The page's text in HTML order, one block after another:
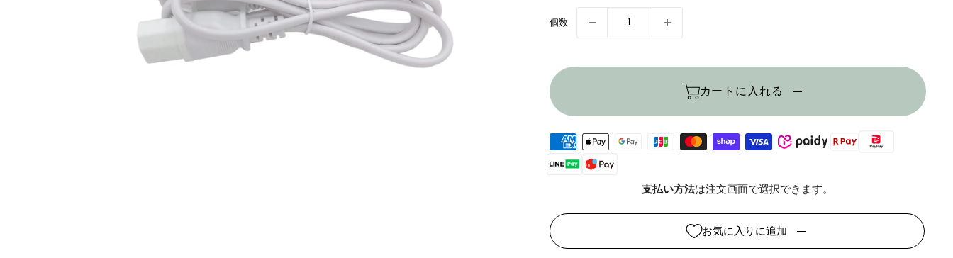
格
個数
カートに入れる
支払い方法は注文画面で選択できます。
お気に入りに追加